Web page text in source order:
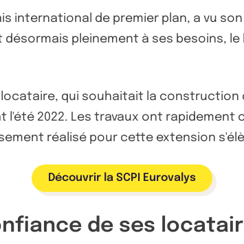
international de premier plan, a vu
pleinement à ses besoins,
qui souhaitait la construction
l'été 2022. Les travaux ont
réalisé pour cette extension
Découvrir la SCPI Eurovalys
de ses